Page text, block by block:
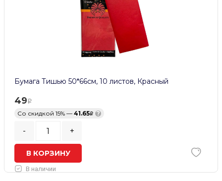
Бумага Тишью 50*66см, 10 листов, Красный
49
Со скидкой 15% — 41.65 ?
- +
В КОРЗИНУ
В наличии